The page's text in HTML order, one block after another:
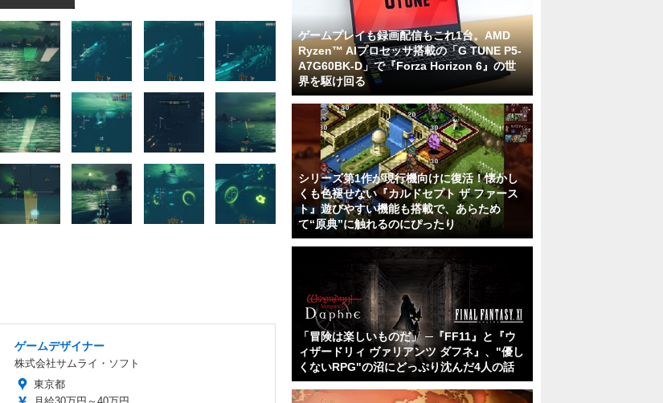
ゲームデザイナー
株式会社サムライ・ソフト
東京都
ゲームプレイも録画配信もこれ1台。AMD
Ryzen™ AIプロセッサ搭載の「G TUNE P5-
A7G60BK-D」で『Forza Horizon 6』の世
界を駆け回る
シリーズ第1作が現行機向けに復活！懐かし
くも色褪せない『カルドセプト ザ ファース
ト』遊びやすい機能も搭載で、あらため
て“原典”に触れるのにぴったり
「冒険は楽しいものだ」 ─『FF11』と『ウ
ィザードリィ ヴァリアンツ ダフネ』、"優し
くないRPG"の沼にどっぷり沈んだ4人の話